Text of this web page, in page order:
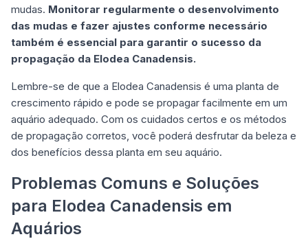
mudas. Monitorar regularmente o desenvolvimento
das mudas e fazer ajustes conforme necessário
também é essencial para garantir o sucesso da
propagação da Elodea Canadensis.
Lembre-se de que a Elodea Canadensis é uma planta de
crescimento rápido e pode se propagar facilmente em um
aquário adequado. Com os cuidados certos e os métodos
de propagação corretos, você poderá desfrutar da beleza e
dos benefícios dessa planta em seu aquário.
Problemas Comuns e Soluções
para Elodea Canadensis em
Aquários